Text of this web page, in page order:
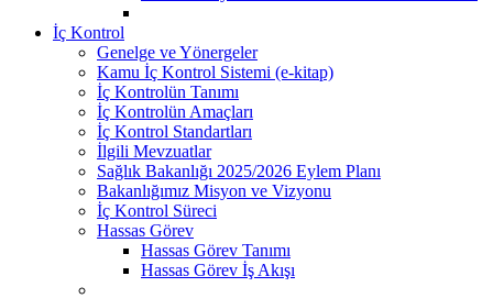
İç Kontrol
Genelge ve Yönergeler
Kamu İç Kontrol Sistemi (e-kitap)
İç Kontrolün Tanımı
İç Kontrolün Amaçları
İç Kontrol Standartları
İlgili Mevzuatlar
Sağlık Bakanlığı 2025/2026 Eylem Planı
Bakanlığımız Misyon ve Vizyonu
İç Kontrol Süreci
Hassas Görev
Hassas Görev Tanımı
Hassas Görev İş Akışı